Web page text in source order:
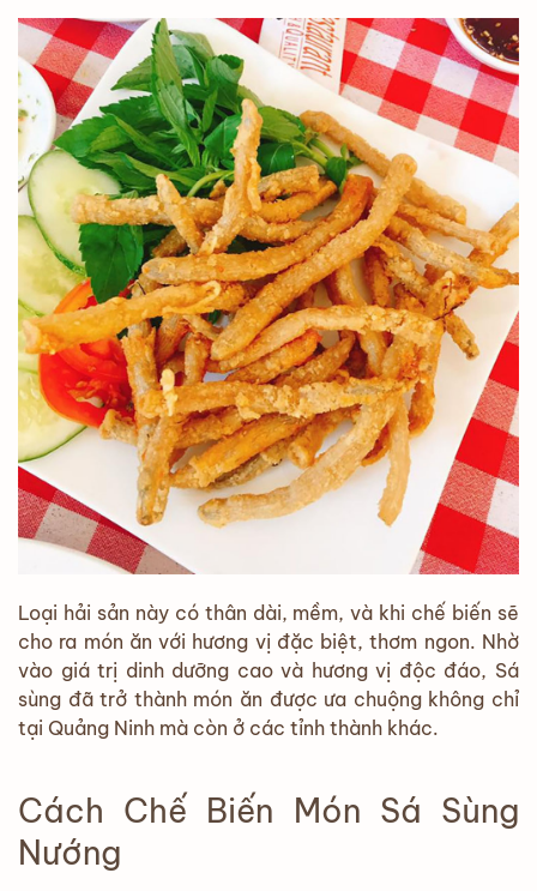
Loại hải sản này có thân dài, mềm, và khi chế biến sẽ
cho ra món ăn với hương vị đặc biệt, thơm ngon. Nhờ
vào giá trị dinh dưỡng cao và hương vị độc đáo, Sá
sùng đã trở thành món ăn được ưa chuộng không chỉ
tại Quảng Ninh mà còn ở các tỉnh thành khác.
Cách Chế Biến Món Sá Sùng
Nướng